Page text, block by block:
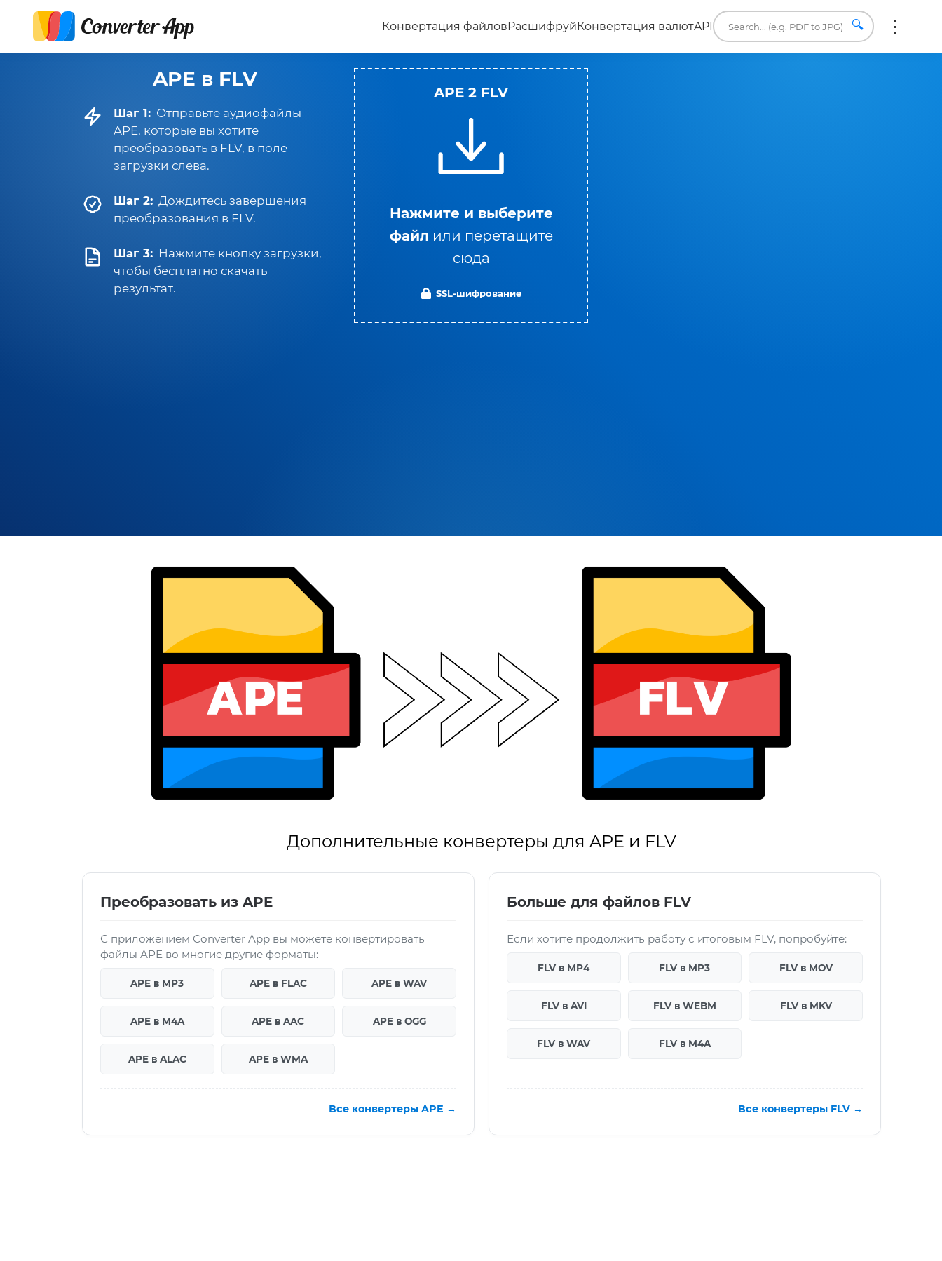
Конвертация файловРасшифруйКонвертация валютAPI 🔍
APE в FLV
Шаг 1: Отправьте аудиофайлы
APE, которые вы хотите
преобразовать в FLV, в поле
загрузки слева.
Шаг 2: Дождитесь завершения
преобразования в FLV.
Шаг 3: Нажмите кнопку загрузки,
чтобы бесплатно скачать
результат.
APE 2 FLV
Нажмите и выберите
файл или перетащите
сюда
SSL-шифрование
Дополнительные конвертеры для APE и FLV
Преобразовать из APE
С приложением Converter App вы можете конвертировать
файлы APE во многие другие форматы:
APE в MP3 APE в FLAC APE в WAV
APE в M4A APE в AAC APE в OGG
APE в ALAC APE в WMA
Все конвертеры APE →
Больше для файлов FLV
Если хотите продолжить работу с итоговым FLV, попробуйте:
FLV в MP4 FLV в MP3 FLV в MOV
FLV в AVI FLV в WEBM FLV в MKV
FLV в WAV FLV в M4A
Все конвертеры FLV →